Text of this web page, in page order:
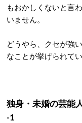
もおかしくないと言
いません。
どうやら、クセが強
なことが挙げられてい
独身・未婚の芸能
-1